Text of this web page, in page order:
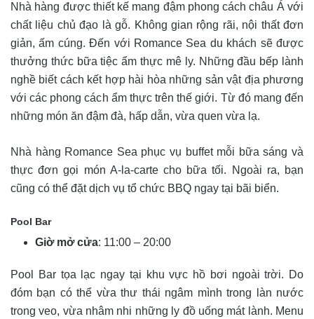
Nhà hàng được thiết kế mang đậm phong cách châu Á với
chất liệu chủ đạo là gỗ. Không gian rộng rãi, nội thất đơn
giản, ấm cúng. Đến với Romance Sea du khách sẽ được
thưởng thức bữa tiệc ẩm thực mê ly. Những đầu bếp lành
nghề biết cách kết hợp hài hòa những sản vật địa phương
với các phong cách ẩm thực trên thế giới. Từ đó mang đến
những món ăn đậm đà, hấp dẫn, vừa quen vừa lạ.
Nhà hàng Romance Sea phục vụ buffet mỗi bữa sáng và
thực đơn gọi món A-la-carte cho bữa tối. Ngoài ra, bạn
cũng có thể đặt dịch vụ tổ chức BBQ ngay tại bãi biển.
Pool Bar
Giờ mở cửa: 11:00 – 20:00
Pool Bar tọa lạc ngay tại khu vực hồ bơi ngoài trời. Do
đóm bạn có thể vừa thư thái ngâm mình trong làn nước
trong veo, vừa nhâm nhi những ly đồ uống mát lành. Menu